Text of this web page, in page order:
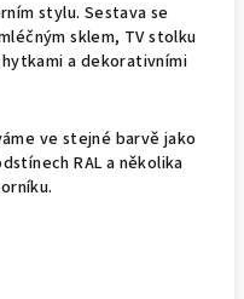
stylu. Sestava se
sklem, TV stolku
a dekorativními
ve stejné barvě jako
RAL a několika